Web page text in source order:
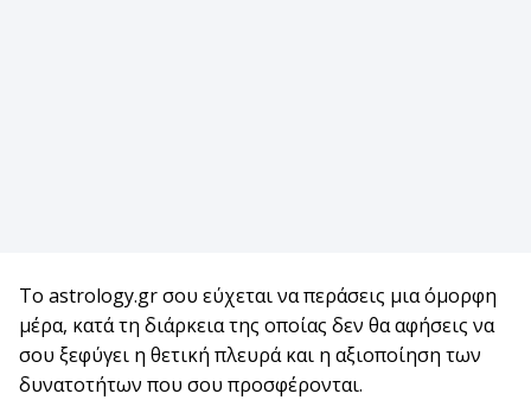
Το astrology.gr σου εύχεται να περάσεις μια όμορφη
μέρα, κατά τη διάρκεια της οποίας δεν θα αφήσεις να
σου ξεφύγει η θετική πλευρά και η αξιοποίηση των
δυνατοτήτων που σου προσφέρονται.